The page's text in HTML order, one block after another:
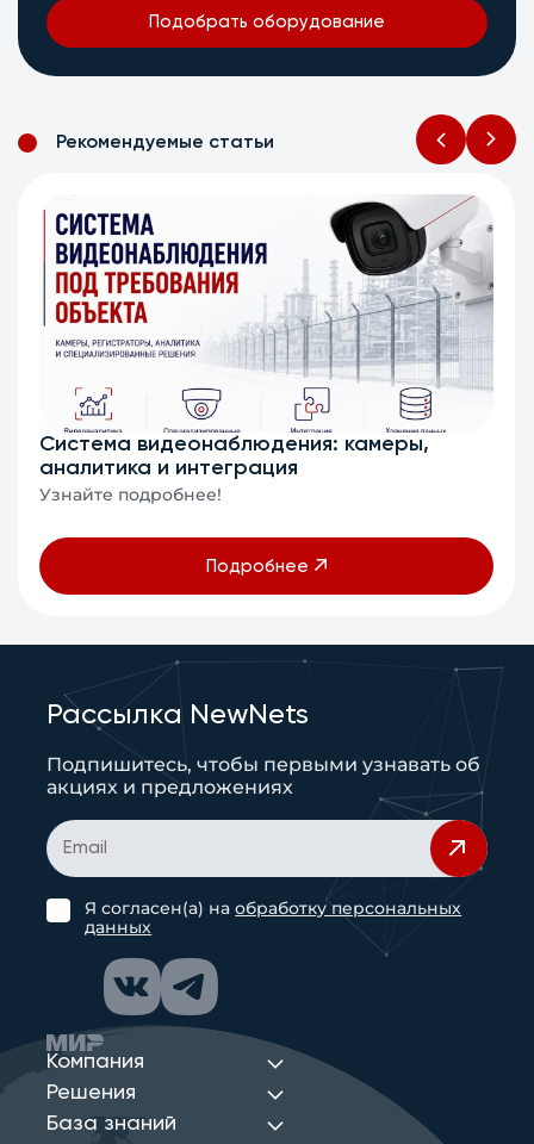
Подобрать оборудование
Рекомендуемые статьи
Система видеонаблюдения: камеры,
аналитика и интеграция
Узнайте подробнее!
Подробнее
Компания
Решения
База знаний
Рассылка NewNets
Подпишитесь, чтобы первыми узнавать об
акциях и предложениях
Я согласен(а) наобработку персональных
данных